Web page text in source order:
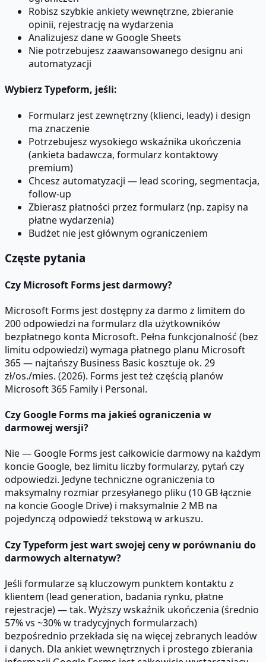
Robisz szybkie ankiety wewnętrzne, zbieranie
opinii, rejestrację na wydarzenia
Analizujesz dane w Google Sheets
Nie potrzebujesz zaawansowanego designu ani
automatyzacji
WybierzTypeform, jeśli:
Formularz jest zewnętrzny (klienci, leady) i design
ma znaczenie
Potrzebujesz wysokiego wskaźnika ukończenia
(ankieta badawcza, formularz kontaktowy
premium)
Chcesz automatyzacji — lead scoring, segmentacja,
follow-up
Zbierasz płatności przez formularz (np. zapisy na
płatne wydarzenia)
Budżet nie jest głównym ograniczeniem
Częste pytania
Czy Microsoft Forms jest darmowy?
Microsoft Forms jest dostępny za darmo z limitem do
200 odpowiedzi na formularz dla użytkowników
bezpłatnego konta Microsoft. Pełna funkcjonalność (bez
limitu odpowiedzi) wymaga płatnego planu Microsoft
365 — najtańszy Business Basic kosztuje ok. 29
zł/os./mies. (2026). Forms jest też częścią planów
Microsoft 365 Family i Personal.
Czy Google Forms ma jakieś ograniczenia w
darmowej wersji?
Nie — Google Forms jest całkowicie darmowy na każdym
koncie Google, bez limitu liczby formularzy, pytań czy
odpowiedzi. Jedyne techniczne ograniczenia to
maksymalny rozmiar przesyłanego pliku (10 GB łącznie
na koncie Google Drive) i maksymalnie 2 MB na
pojedynczą odpowiedź tekstową w arkuszu.
Czy Typeform jest wart swojej ceny w porównaniu do
darmowych alternatyw?
Jeśli formularze są kluczowym punktem kontaktu z
klientem (lead generation, badania rynku, płatne
rejestracje) — tak. Wyższy wskaźnik ukończenia (średnio
57% vs ~30% w tradycyjnych formularzach)
bezpośrednio przekłada się na więcej zebranych leadów
i danych. Dla ankiet wewnętrznych i prostego zbierania